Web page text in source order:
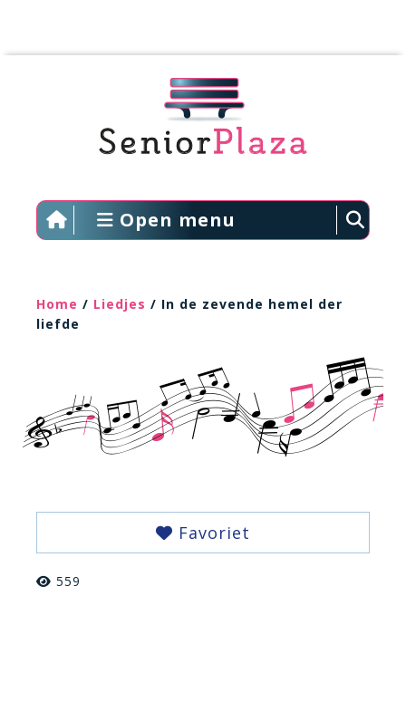
Open menu
Home / Liedjes / In de zevende hemel der
liefde
Favoriet
559